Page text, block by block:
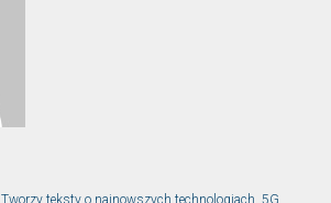
teksty o najnowszych technologiach, 5G,